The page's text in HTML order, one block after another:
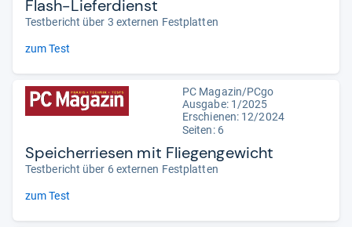
Flash-Lieferdienst
Testbericht über 3 externen Festplatten
zum Test
PC Magazin/PCgo
Ausgabe: 1/2025
Erschienen: 12/2024
Seiten: 6
Speicherriesen mit Fliegengewicht
Testbericht über 6 externen Festplatten
zum Test